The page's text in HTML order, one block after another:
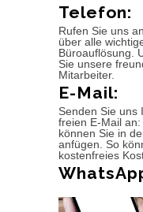
Telefon:
Rufen Sie uns
über alle
Büroauflösung.
Sie unsere
Mitarbeiter.
E-Mail:
Senden Sie uns
freien E-Mail
können Sie in
anfügen. So
kostenfreies